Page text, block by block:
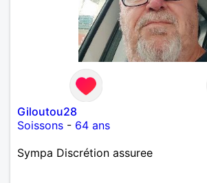
Giloutou28
Soissons - 64 ans
Sympa Discrétion assuree